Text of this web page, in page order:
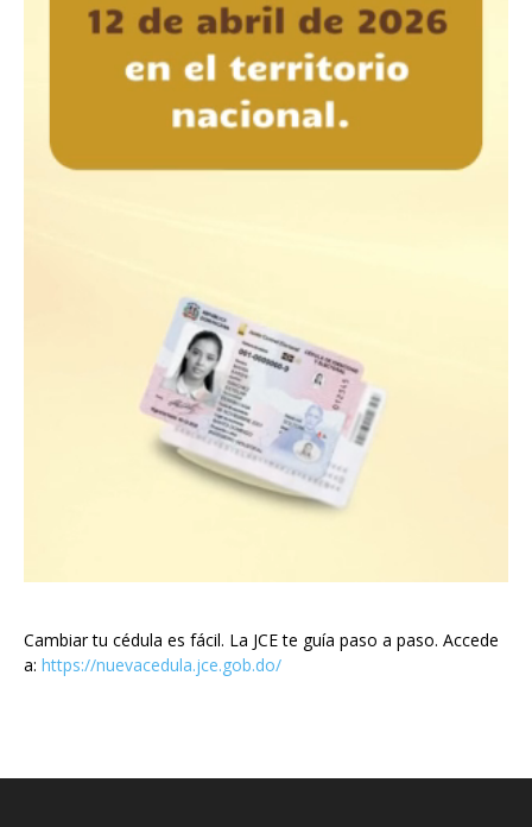
Cambiar tu cédula es fácil. La JCE te guía paso a paso. Accede
a: https://nuevacedula.jce.gob.do/